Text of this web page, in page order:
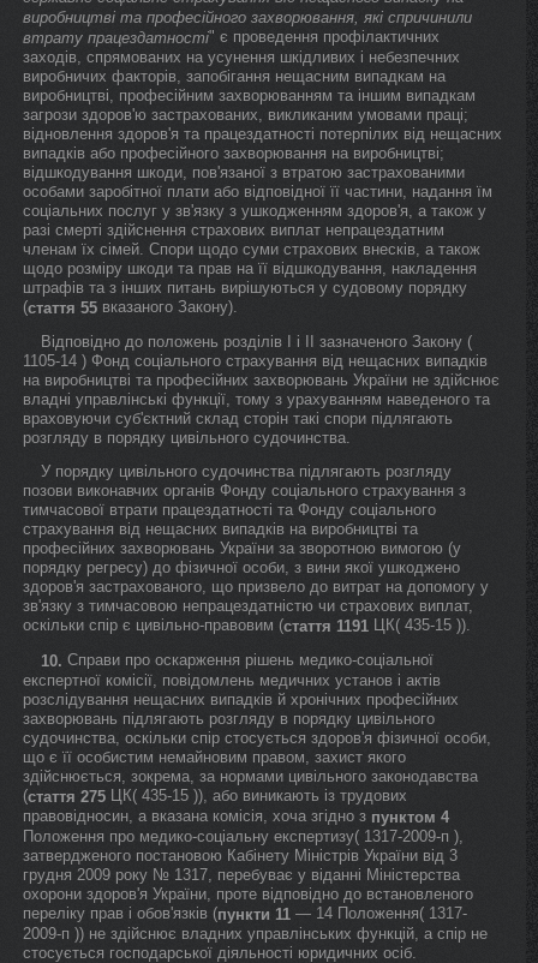
виробництві та професійного захворювання, які спричинили
втрату працездатності" є проведення профілактичних
заходів, спрямованих на усунення шкідливих і небезпечних
виробничих факторів, запобігання нещасним випадкам на
виробництві, професійним захворюванням та іншим випадкам
загрози здоров'ю застрахованих, викликаним умовами праці;
відновлення здоров'я та працездатності потерпілих від нещасних
випадків або професійного захворювання на виробництві;
відшкодування шкоди, пов'язаної з втратою застрахованими
особами заробітної плати або відповідної її частини, надання їм
соціальних послуг у зв'язку з ушкодженням здоров'я, а також у
разі смерті здійснення страхових виплат непрацездатним
членам їх сімей. Спори щодо суми страхових внесків, а також
щодо розміру шкоди та прав на її відшкодування, накладення
штрафів та з інших питань вирішуються у судовому порядку
(стаття 55 вказаного Закону).
Відповідно до положень розділів I і II зазначеного Закону (
1105-14 ) Фонд соціального страхування від нещасних випадків
на виробництві та професійних захворювань України не здійснює
владні управлінські функції, тому з урахуванням наведеного та
враховуючи суб'єктний склад сторін такі спори підлягають
розгляду в порядку цивільного судочинства.
У порядку цивільного судочинства підлягають розгляду
позови виконавчих органів Фонду соціального страхування з
тимчасової втрати працездатності та Фонду соціального
страхування від нещасних випадків на виробництві та
професійних захворювань України за зворотною вимогою (у
порядку регресу) до фізичної особи, з вини якої ушкоджено
здоров'я застрахованого, що призвело до витрат на допомогу у
зв'язку з тимчасовою непрацездатністю чи страхових виплат,
оскільки спір є цивільно-правовим (стаття 1191 ЦК( 435-15 )).
10. Справи про оскарження рішень медико-соціальної
експертної комісії, повідомлень медичних установ і актів
розслідування нещасних випадків й хронічних професійних
захворювань підлягають розгляду в порядку цивільного
судочинства, оскільки спір стосується здоров'я фізичної особи,
що є її особистим немайновим правом, захист якого
здійснюється, зокрема, за нормами цивільного законодавства
(стаття 275 ЦК( 435-15 )), або виникають із трудових
правовідносин, а вказана комісія, хоча згідно з пунктом 4
Положення про медико-соціальну експертизу( 1317-2009-п ),
затвердженого постановою Кабінету Міністрів України від 3
грудня 2009 року № 1317, перебуває у віданні Міністерства
охорони здоров'я України, проте відповідно до встановленого
переліку прав і обов'язків (пункти 11 — 14 Положення( 1317-
2009-п )) не здійснює владних управлінських функцій, а спір не
стосується господарської діяльності юридичних осіб.